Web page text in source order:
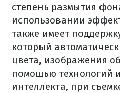
степень размытия
использовании
также имеет
который
цвета, изображения
помощью технологий
интеллекта, при